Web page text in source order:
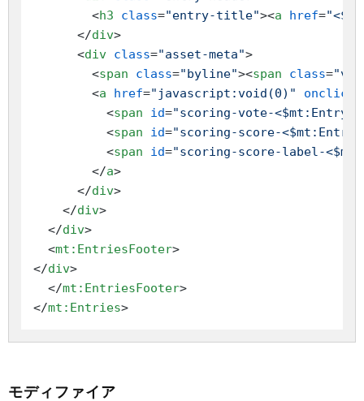
<h3 class="entry-title"><a href=
</div>
<div class="asset-meta">
<span class="byline"><span class=
<a href="javascript:void(0)" onclick
<span id="scoring-vote-
<span id="scoring-score-
<span id="scoring-score-label-
</a>
</div>
</div>
</div>
<mt:EntriesFooter>
</div>
</mt:EntriesFooter>
</mt:Entries>
モディファイア